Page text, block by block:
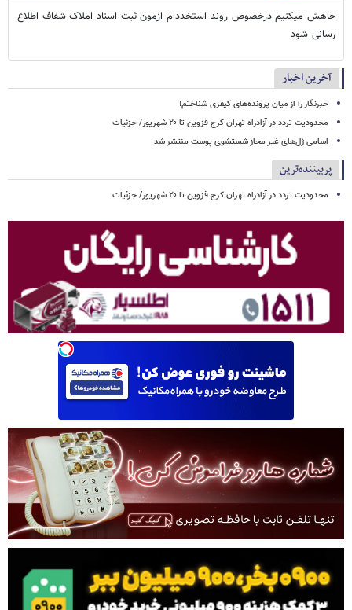
خاهش میکنیم درخصوص روند استخددام ازمون ثبت اسناد املاک شفاف اطلاع
رسانی شود
آخرین اخبار
خبرنگار را از میان پرونده‌های کیفری شناختم!
محدودیت تردد در آزادراه تهران کرج قزوین تا ۲۰ شهریور/ جزئیات
اسامی ژل‌های غیر مجاز شستشوی پوست منتشر شد
پربیننده‌ترین
محدودیت تردد در آزادراه تهران کرج قزوین تا ۲۰ شهریور/ جزئیات